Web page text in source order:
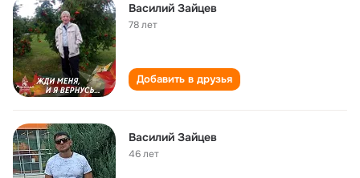
Василий Зайцев
78 лет
Добавить в друзья
Василий Зайцев
46 лет